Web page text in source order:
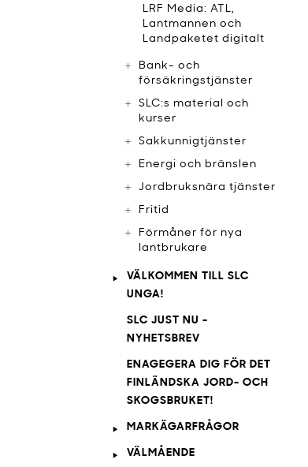
LRF Media: ATL,
Lantmannen och
Landpaketet digitalt
Bank- och
försäkringstjänster
SLC:s material och
kurser
Sakkunnigtjänster
Energi och bränslen
Jordbruksnära tjänster
Fritid
Förmåner för nya
lantbrukare
VÄLKOMMEN TILL SLC
UNGA!
SLC JUST NU -
NYHETSBREV
ENAGEGERA DIG FÖR DET
FINLÄNDSKA JORD- OCH
SKOGSBRUKET!
MARKÄGARFRÅGOR
VÄLMÅENDE